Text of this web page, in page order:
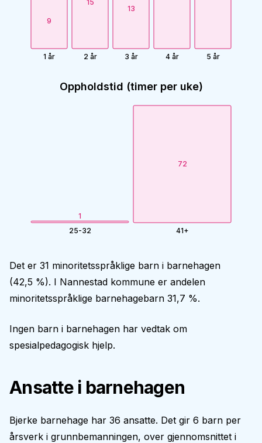
9
1 år
15
2 år
13
3 år 4 år 5 år
Oppholdstid (timer per uke)
1
25-32
72
41+
Det er 31 minoritetsspråklige barn i barnehagen
(42,5 %). I Nannestad kommune er andelen
minoritetsspråklige barnehagebarn 31,7 %.
Ingen barn i barnehagen har vedtak om
spesialpedagogisk hjelp.
Ansatte i barnehagen
Bjerke barnehage har 36 ansatte. Det gir 6 barn per
årsverk i grunnbemanningen, over gjennomsnittet i